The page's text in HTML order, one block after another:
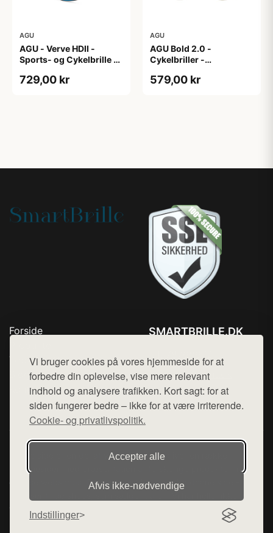
Vi bruger cookies på vores hjemmeside for at
forbedre din oplevelse, vise mere relevant
indhold og analysere trafikken. Kort sagt: for at
siden fungerer bedre – ikke for at være irriterende.
Cookie- og privatlivspolitik.
Accepter alle
Afvis ikke‑nødvendige
Indstillinger
AGU
AGU - Verve HDII -
Sports- og Cykelbrille -
Sort/Gul
729,00 kr
AGU
AGU Bold 2.0 -
Cykelbriller -
579,00 kr
Forside
Top Rabatter
Blog
Kontakt
SMARTBRILLE.DK
Mail: hej@want.dk
Cookie- og privatlivspolitik
Denne side er en del af want.dk, der udgiver en række
hjemmesider med præsentation af forskellige produkter fra
diverse webshops. Der sælges ikke varer fra denne side - vi
varerne på lager.